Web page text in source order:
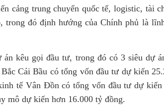
cảng trung chuyển quốc tế, logistic, tài
trong đó định hướng của Chính phủ là
kêu gọi đầu tư, trong đó có 3 siêu dự
Cái Bầu có tổng vốn đầu tư dự kiến
tế Vân Đồn có tổng vốn đầu tư dự
mô dự kiến hơn 16.000 tỷ đồng.